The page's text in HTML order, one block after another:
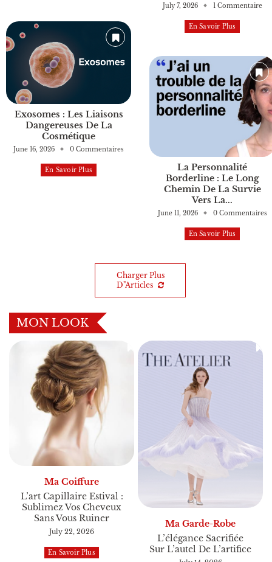
July 7, 2026 1 Commentaire
En Savoir Plus
Exosomes : Les Liaisons
Dangereuses De La
Cosmétique
June 16, 2026 0 Commentaires
En Savoir Plus
La Personnalité
Borderline : Le Long
Chemin De La Survie
Vers La...
June 11, 2026 0 Commentaires
En Savoir Plus
Charger Plus
D"articles
MON LOOK
Ma Coiffure
L’art Capillaire Estival :
Sublimez Vos Cheveux
Sans Vous Ruiner
July 22, 2026
En Savoir Plus
Ma Garde-Robe
L’élégance Sacrifiée
Sur L’autel De L’artifice